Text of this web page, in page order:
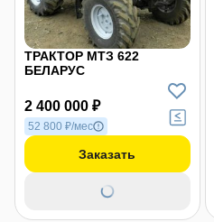
ТРАКТОР МТЗ 622
БЕЛАРУС
2 400 000 ₽
52 800 ₽/мес
Заказать